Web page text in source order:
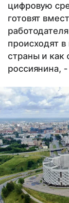
цифровую
готовят
происходят
страны и как
россиянина,